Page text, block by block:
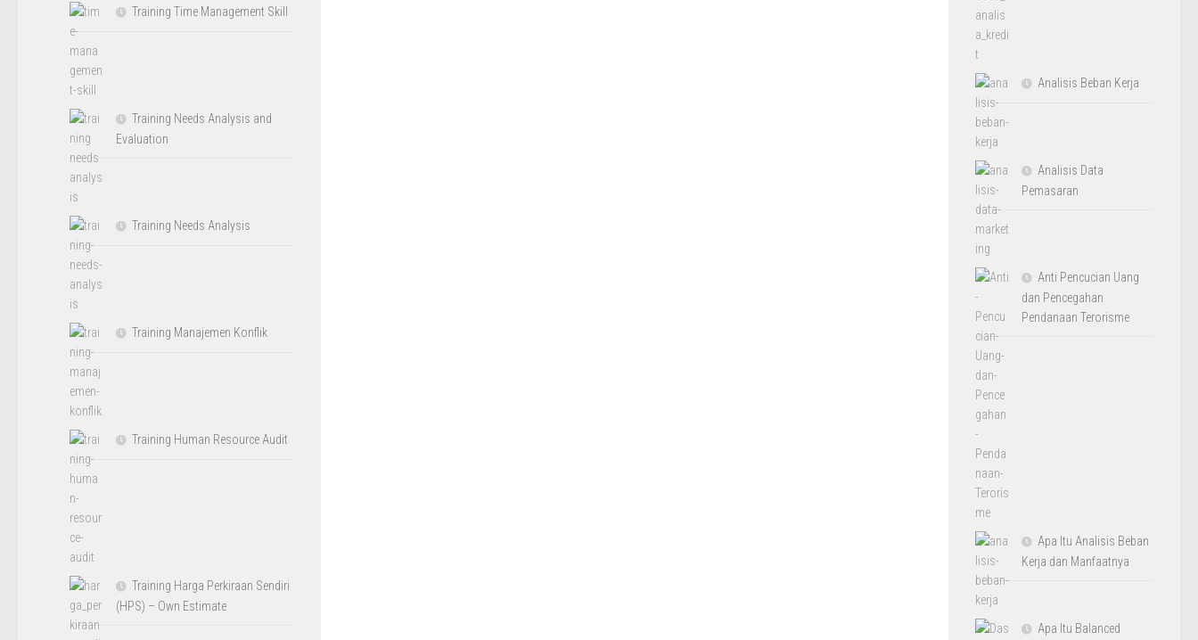
Training Time Management Skill
Training Needs Analysis and
Evaluation
Training Needs Analysis
Training Manajemen Konflik
Training Human Resource Audit
Training Harga Perkiraan Sendiri
(HPS) – Own Estimate
Analisis Beban Kerja
Analisis Data
Pemasaran
Anti Pencucian Uang
dan Pencegahan
Pendanaan Terorisme
Apa Itu Analisis Beban
Kerja dan Manfaatnya
Apa Itu Balanced